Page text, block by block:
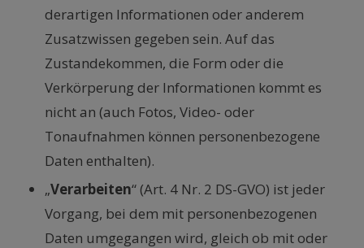
derartigen Informationen oder anderem
Zusatzwissen gegeben sein. Auf das
Zustandekommen, die Form oder die
Verkörperung der Informationen kommt es
nicht an (auch Fotos, Video- oder
Tonaufnahmen können personenbezogene
Daten enthalten).
„Verarbeiten“ (Art. 4 Nr. 2 DS-GVO) ist jeder
Vorgang, bei dem mit personenbezogenen
Daten umgegangen wird, gleich ob mit oder